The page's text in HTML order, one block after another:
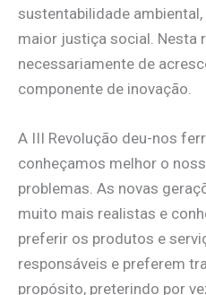
sustentabilidade
maior justiça social. Nesta
necessariamente de
componente de inovação.
A III Revolução deu-nos
conheçamos melhor o
problemas. As novas
muito mais realistas e
preferir os produtos e
responsáveis e preferem
propósito, preterindo por